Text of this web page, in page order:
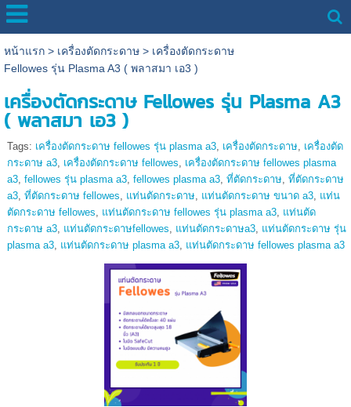
หน้าแรก> เครื่องตัดกระดาษ> เครื่องตัดกระดาษ
Fellowes รุ่น Plasma A3 ( พลาสมา เอ3 )
เครื่องตัดกระดาษ Fellowes รุ่น Plasma A3
( พลาสมา เอ3 )
Tags: เครื่องตัดกระดาษ fellowes รุ่น plasma a3, เครื่องตัดกระดาษ, เครื่องตัด
กระดาษ a3, เครื่องตัดกระดาษ fellowes, เครื่องตัดกระดาษ fellowes plasma
a3, fellowes รุ่น plasma a3, fellowes plasma a3, ที่ตัดกระดาษ, ที่ตัดกระดาษ
a3, ที่ตัดกระดาษ fellowes, แท่นตัดกระดาษ, แท่นตัดกระดาษ ขนาด a3, แท่น
ตัดกระดาษ fellowes, แท่นตัดกระดาษ fellowes รุ่น plasma a3, แท่นตัด
กระดาษ a3, แท่นตัดกระดาษfellowes, แท่นตัดกระดาษa3, แท่นตัดกระดาษ รุ่น
plasma a3, แท่นตัดกระดาษ plasma a3, แท่นตัดกระดาษ fellowes plasma a3